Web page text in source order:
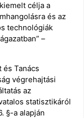
célja a
és az
technológiák
–
és Tanács
végrehajtási
az
statisztikáról
§-a alapján